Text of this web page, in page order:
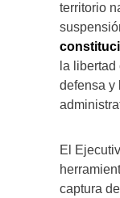
territorio
la
defensa y
El
captura